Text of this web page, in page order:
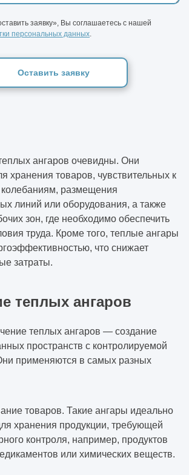
заявку», Вы соглашаетесь с нашей
персональных данных
Оставить заявку
ангаров очевидны. Они
хранения товаров, чувствительных к
размещения
линий или оборудования, а также
зон, где необходимо обеспечить
труда. Кроме того, теплые ангары
что снижает
затраты.
теплых ангаров
теплых ангаров — создание
пространств с контролируемой
применяются в самых разных
товаров. Такие ангары идеально
хранения продукции, требующей
контроля, например, продуктов
или химических веществ.